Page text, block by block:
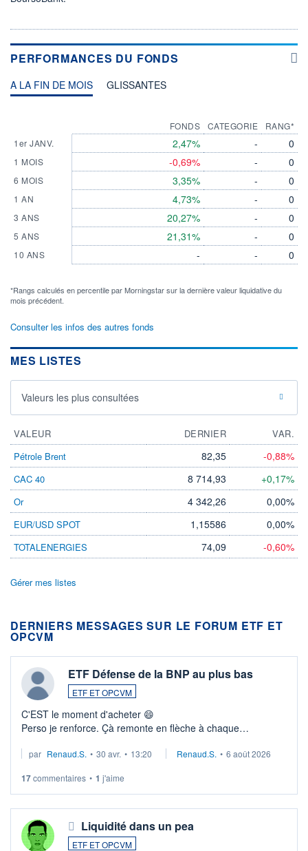
PERFORMANCES DU FONDS
A LA FIN DE MOIS GLISSANTES
1er JANV.
1 MOIS
6 MOIS
1 AN
3 ANS
5 ANS
10 ANS
FONDS
2,47%
-0,69%
3,35%
4,73%
20,27%
21,31%
-
CATEGORIE
-
-
-
-
-
-
-
RANG*
0
0
0
0
0
0
0
*Rangs calculés en percentile par Morningstar sur la dernière valeur liquidative du
mois précédent.
Consulter les infos des autres fonds
MES LISTES
Valeurs les plus consultées
VALEUR DERNIER
VAR.
Pétrole Brent
82,35 -0,88%
CAC 40 8 714,93 +0,17%
Or 4 342,26 0,00%
EUR/USD SPOT 1,15586 0,00%
TOTALENERGIES 74,09 -0,60%
Gérer mes listes
DERNIERS MESSAGES SUR LE FORUM ETF ET
OPCVM
ETF Défense de la BNP au plus bas
ETF ET OPCVM
C'EST le moment d'acheter 😄​
Perso je renforce. Çà remonte en flèche à chaque
Investissement long terme tip top pour sa retraite.
par Renaud.S. • 30 avr. • 13:20 Renaud.S. • 6 août 2026
17commentaires • 1 j'aime
Liquidité dans un pea
ETF ET OPCVM